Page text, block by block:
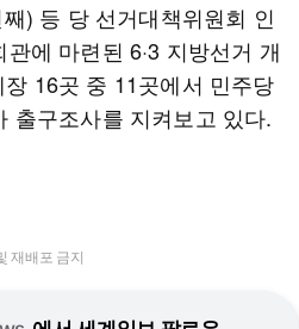
) 등 당 선거대책위원회 인
에 마련된 6·3 지방선거 개
16곳 중 11곳에서 민주당
출구조사를 지켜보고 있다.
재배포 금지